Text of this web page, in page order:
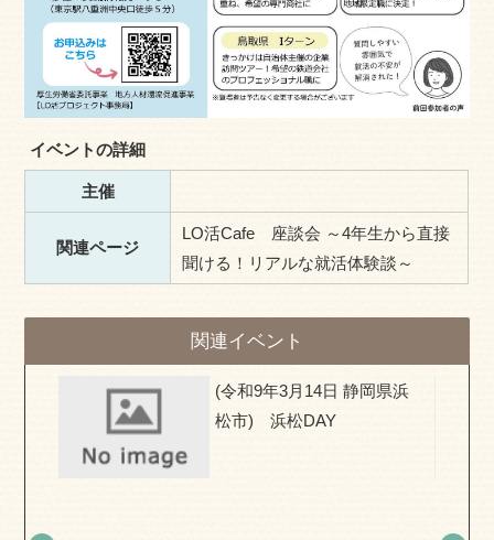
イベントの詳細
主催
関連ページ
LO活Cafe 座談会 ～4年生から直接
聞ける！リアルな就活体験談～
関連イベント
(令和9年3月14日 静岡県浜
松市) 浜松DAY